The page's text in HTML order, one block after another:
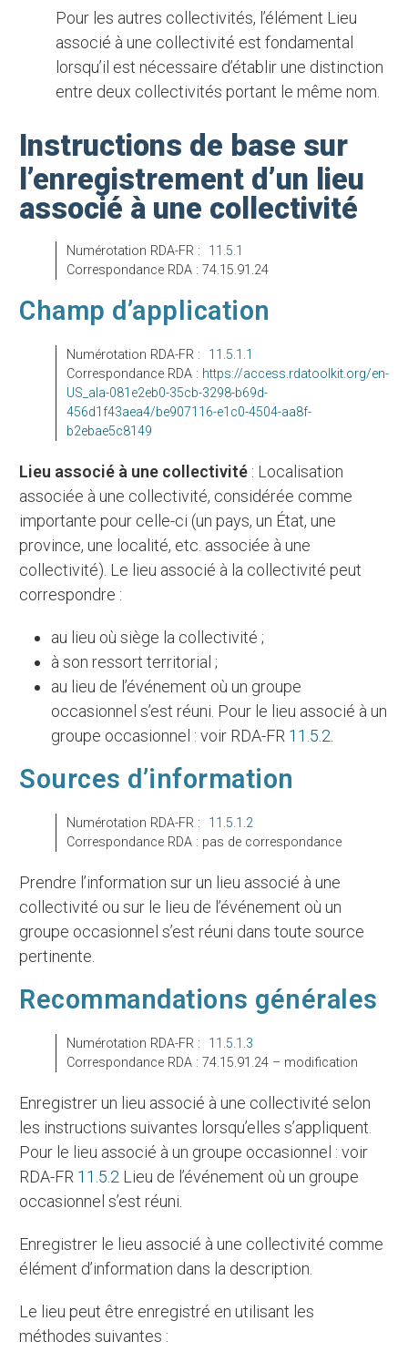
Pour les autres collectivités, l’élément Lieu
associé à une collectivité est fondamental
lorsqu’il est nécessaire d’établir une distinction
entre deux collectivités portant le même nom.
Instructions de base sur
l’enregistrement d’un lieu
associé à une collectivité
Numérotation RDA-FR : 11.5.1
Correspondance RDA : 74.15.91.24
Champ d’application
Numérotation RDA-FR : 11.5.1.1
Correspondance RDA : https://access.rdatoolkit.org/en-
US_ala-081e2eb0-35cb-3298-b69d-
456d1f43aea4/be907116-e1c0-4504-aa8f-
b2ebae5c8149
lieu associé à une collectivité : Localisation
associée à une collectivité, considérée comme
importante pour celle-ci (un pays, un État, une
province, une localité, etc. associée à une
collectivité). Le lieu associé à la collectivité peut
correspondre :
au lieu où siège la collectivité ;
à son ressort territorial ;
au lieu de l’événement où un groupe
occasionnel s’est réuni. Pour le lieu associé à un
groupe occasionnel : voir RDA-FR 11.5.2
Sources d’information
Numérotation RDA-FR : 11.5.1.2
Correspondance RDA : pas de correspondance
Prendre l’information sur un lieu associé à une
collectivité ou sur le lieu de l’événement où un
groupe occasionnel s’est réuni dans toute source
pertinente.
Recommandations générales
Numérotation RDA-FR : 11.5.1.3
Correspondance RDA : 74.15.91.24 – modification
Enregistrer un lieu associé à une collectivité selon
les instructions suivantes lorsqu’elles s’appliquent.
Pour le lieu associé à un groupe occasionnel : voir
RDA-FR 11.5.2 Lieu de l’événement où un groupe
occasionnel s’est réuni.
Enregistrer le lieu associé à une collectivité comme
élément d’information dans la description.
Le lieu peut être enregistré en utilisant les
méthodes suivantes :